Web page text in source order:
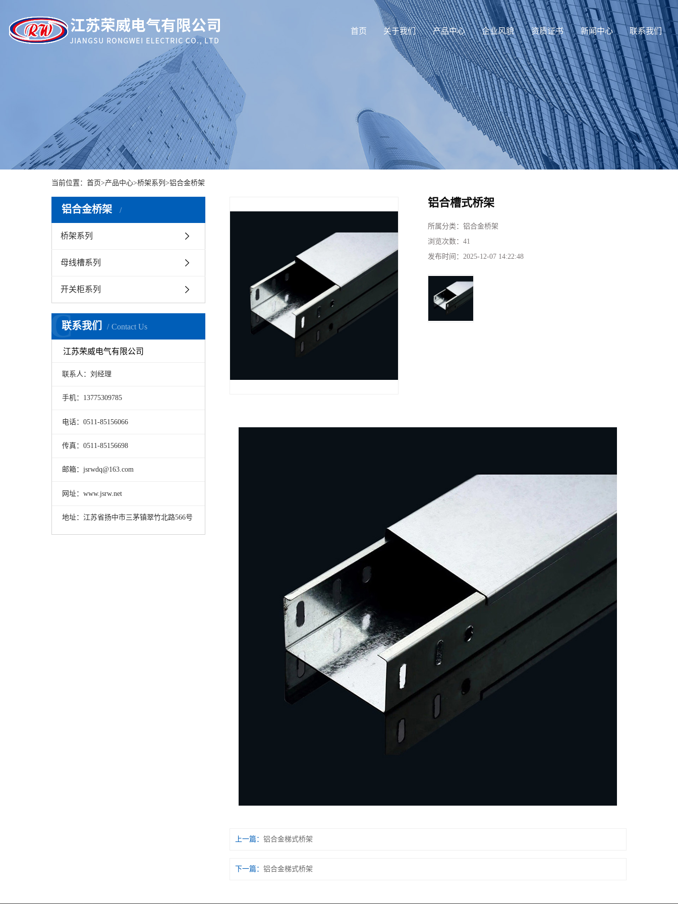
首页 关于我们 产品中心 企业风貌 资质证书 新闻中心 联系我们
当前位置： 首页>产品中心>桥架系列 >铝合金桥架
铝合金桥架
桥架系列
母线槽系列
开关柜系列
联系我们 Contact Us
C
江苏荣威电气有限公司
联系人：刘经理
手机：13775309785
电话：0511-85156066
传真：0511-85156698
邮箱：jsrwdq@163.com
网址：www.jsrw.net
地址：江苏省扬中市三茅镇翠竹北路566号
铝合槽式桥架
所属分类：铝合金桥架
浏览次数：41
发布时间：2025-12-07 14:22:48
上一篇： 铝合金梯式桥架
下一篇： 铝合金梯式桥架